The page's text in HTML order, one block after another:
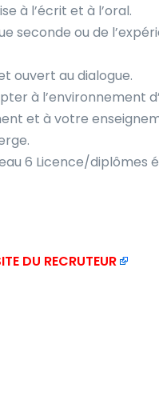
à l’écrit et à l’oral.
seconde ou de
ouvert au dialogue.
à l’environnement
et à votre
6 Licence/diplômes
DU RECRUTEUR